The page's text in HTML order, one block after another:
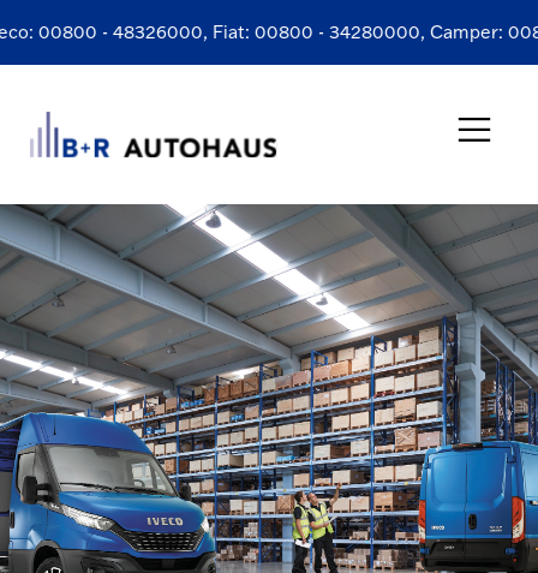
00800 - 48326000, Fiat:00800 - 34280000, Camper:
Ersatzteilanfrage Rückrufformular
ANSPRECHPARTNER